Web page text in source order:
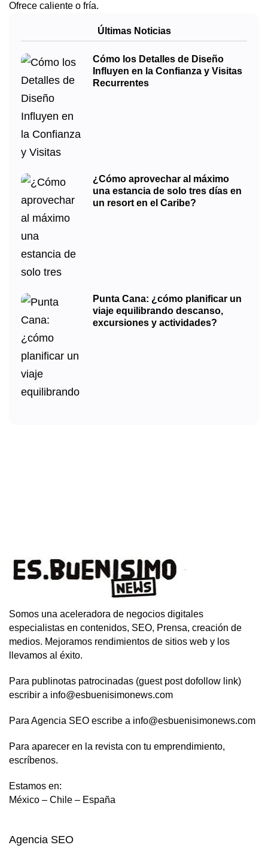
Ofrece caliente o fría.
Últimas Noticias
Cómo los Detalles de Diseño
Influyen en la Confianza y Visitas
Recurrentes
¿Cómo aprovechar al máximo
una estancia de solo tres días en
un resort en el Caribe?
Punta Cana: ¿cómo planificar un
viaje equilibrando descanso,
excursiones y actividades?
Somos una aceleradora de negocios digitales
especialistas en contenidos, SEO, Prensa, creación de
medios. Mejoramos rendimientos de sitios web y los
llevamos al éxito.
Para publinotas patrocinadas (guest post dofollow link)
escribir a info@esbuenisimonews.com
Para Agencia SEO escribe a info@esbuenisimonews.com
Para aparecer en la revista con tu emprendimiento,
escríbenos.
Estamos en:
México – Chile – España
Agencia SEO